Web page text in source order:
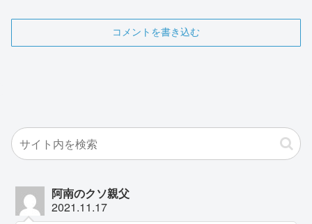
コメントを書き込む
阿南のクソ親父
2021.11.17